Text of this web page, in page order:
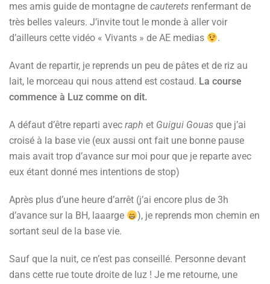
mes amis guide de montagne de cauterets renfermant de
très belles valeurs. J’invite tout le monde à aller voir
d’ailleurs cette vidéo « Vivants » de AE medias
.
Avant de repartir, je reprends un peu de pâtes et de riz au
lait, le morceau qui nous attend est costaud. La course
commence à Luz comme on dit.
A défaut d’être reparti avec raph et Guigui Gouas que j’ai
croisé à la base vie (eux aussi ont fait une bonne pause
mais avait trop d’avance sur moi pour que je reparte avec
eux étant donné mes intentions de stop)
Après plus d’une heure d’arrêt (j’ai encore plus de 3h
d’avance sur la BH, laaarge
), je reprends mon chemin en
sortant seul de la base vie.
Sauf que la nuit, ce n’est pas conseillé. Personne devant
dans cette rue toute droite de luz ! Je me retourne, une